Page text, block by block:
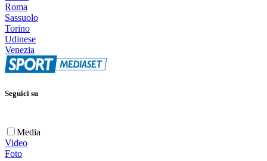
Roma
Sassuolo
Torino
Udinese
Venezia
Seguici su
Media
Video
Foto